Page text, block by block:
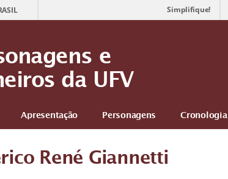
Simplifique!
e
da UFV
Apresentação Personagens Cronologia
René Giannetti